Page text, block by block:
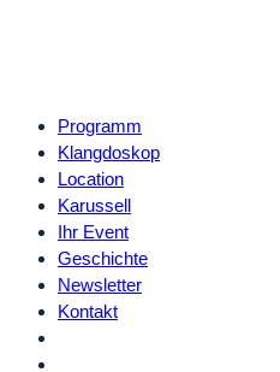
Programm
Klangdoskop
Location
Karussell
Ihr Event
Geschichte
Newsletter
Kontakt